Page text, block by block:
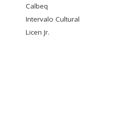
Calbeq
Intervalo Cultural
Licen Jr.